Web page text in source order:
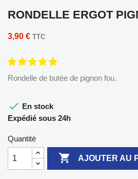
RONDELLE ERGOT
3,90 € TTC
Rondelle de butée de pignon fou.
 En stock
Expédié sous 24h
Quantité
 AJOUTER AU